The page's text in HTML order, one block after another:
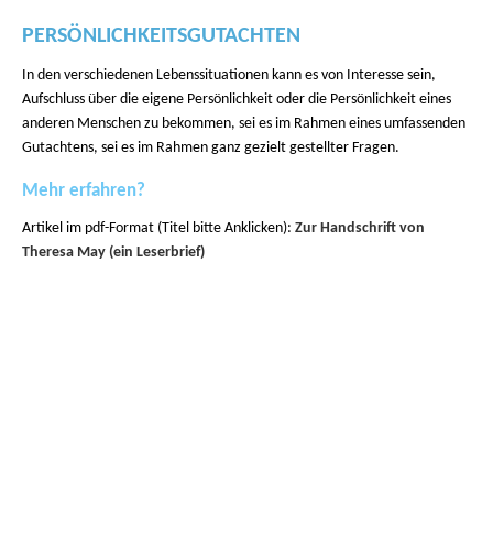
PERSÖNLICHKEITSGUTACHTEN
In den verschiedenen Lebenssituationen kann es von Interesse sein,
Aufschluss über die eigene Persönlichkeit oder die Persönlichkeit eines
anderen Menschen zu bekommen, sei es im Rahmen eines umfassenden
Gutachtens, sei es im Rahmen ganz gezielt gestellter Fragen.
Mehr erfahren?
Artikel im pdf-Format (Titel bitte Anklicken): Zur Handschrift von
Theresa May (ein Leserbrief)